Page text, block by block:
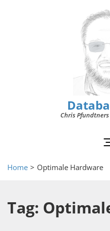
Chris
Home > Optimale Hardware
Tag: